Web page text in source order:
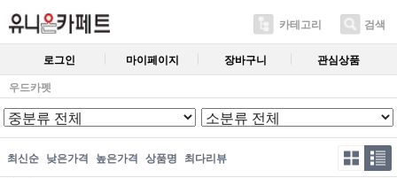
카테고리 검색
로그인 마이페이지 장바구니 관심상품
우드카펫
최신순 낮은가격 높은가격 상품명 최다리뷰